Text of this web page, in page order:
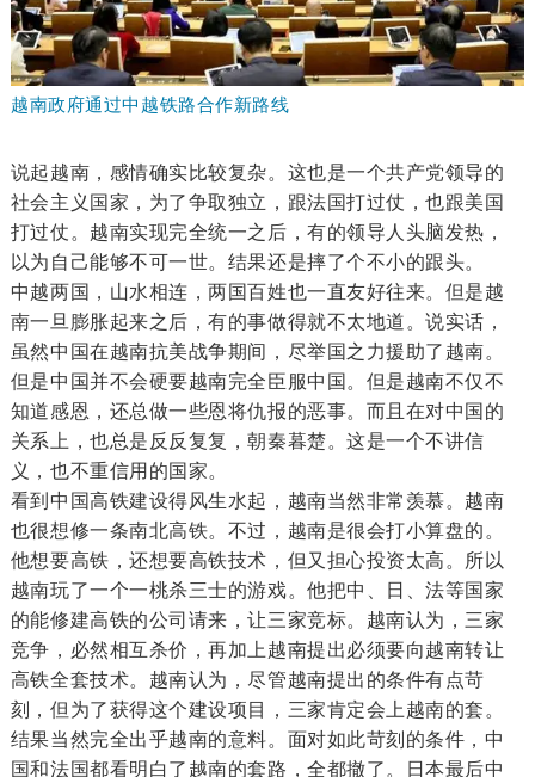
越南政府通过中越铁路合作新路线
说起越南，感情确实比较复杂。这也是一个共产党领导的
社会主义国家，为了争取独立，跟法国打过仗，也跟美国
打过仗。越南实现完全统一之后，有的领导人头脑发热，
以为自己能够不可一世。结果还是摔了个不小的跟头。
中越两国，山水相连，两国百姓也一直友好往来。但是越
南一旦膨胀起来之后，有的事做得就不太地道。说实话，
虽然中国在越南抗美战争期间，尽举国之力援助了越南。
但是中国并不会硬要越南完全臣服中国。但是越南不仅不
知道感恩，还总做一些恩将仇报的恶事。而且在对中国的
关系上，也总是反反复复，朝秦暮楚。这是一个不讲信
义，也不重信用的国家。
看到中国高铁建设得风生水起，越南当然非常羡慕。越南
也很想修一条南北高铁。不过，越南是很会打小算盘的。
他想要高铁，还想要高铁技术，但又担心投资太高。所以
越南玩了一个一桃杀三士的游戏。他把中、日、法等国家
的能修建高铁的公司请来，让三家竞标。越南认为，三家
竞争，必然相互杀价，再加上越南提出必须要向越南转让
高铁全套技术。越南认为，尽管越南提出的条件有点苛
刻，但为了获得这个建设项目，三家肯定会上越南的套。
结果当然完全出乎越南的意料。面对如此苛刻的条件，中
国和法国都看明白了越南的套路，全都撤了。日本最后中